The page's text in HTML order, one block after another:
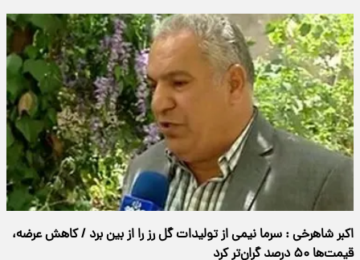
اکبر شاهرخی : سرما نیمی از تولیدات گل رز را از بین برد / کاهش عرضه،
قیمت‌ها ۵۰ درصد گران‌تر کرد